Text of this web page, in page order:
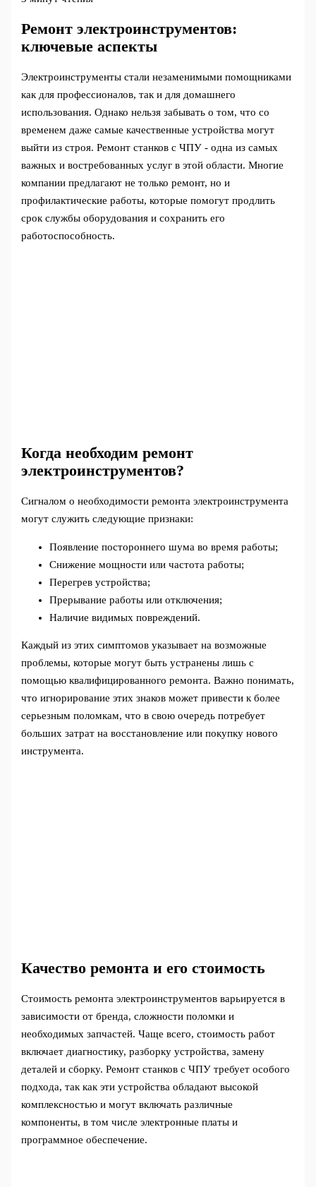
Ремонт электроинструментов:
ключевые аспекты
Электроинструменты стали незаменимыми помощниками
как для профессионалов, так и для домашнего
использования. Однако нельзя забывать о том, что со
временем даже самые качественные устройства могут
выйти из строя. Ремонт станков с ЧПУ - одна из самых
важных и востребованных услуг в этой области. Многие
компании предлагают не только ремонт, но и
профилактические работы, которые помогут продлить
срок службы оборудования и сохранить его
работоспособность.
Когда необходим ремонт
электроинструментов?
Сигналом о необходимости ремонта электроинструмента
могут служить следующие признаки:
Появление постороннего шума во время работы;
Снижение мощности или частота работы;
Перегрев устройства;
Прерывание работы или отключения;
Наличие видимых повреждений.
Каждый из этих симптомов указывает на возможные
проблемы, которые могут быть устранены лишь с
помощью квалифицированного ремонта. Важно понимать,
что игнорирование этих знаков может привести к более
серьезным поломкам, что в свою очередь потребует
больших затрат на восстановление или покупку нового
инструмента.
Качество ремонта и его стоимость
Стоимость ремонта электроинструментов варьируется в
зависимости от бренда, сложности поломки и
необходимых запчастей. Чаще всего, стоимость работ
включает диагностику, разборку устройства, замену
деталей и сборку. Ремонт станков с ЧПУ требует особого
подхода, так как эти устройства обладают высокой
комплексностью и могут включать различные
компоненты, в том числе электронные платы и
программное обеспечение.